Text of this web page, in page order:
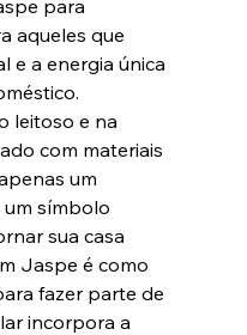
para
aqueles que
e a energia única
leitoso e na
com materiais
um
símbolo
sua casa
Jaspe é como
fazer parte de
incorpora a